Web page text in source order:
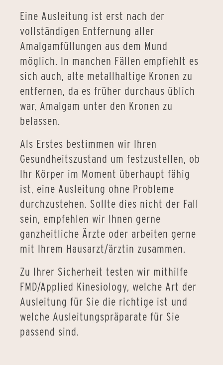
Eine Ausleitung ist erst nach der
vollständigen Entfernung aller
Amalgamfüllungen aus dem Mund
möglich. In manchen Fällen empfiehlt es
sich auch, alte metallhaltige Kronen zu
entfernen, da es früher durchaus üblich
war, Amalgam unter den Kronen zu
belassen.
Als Erstes bestimmen wir Ihren
Gesundheitszustand um festzustellen, ob
Ihr Körper im Moment überhaupt fähig
ist, eine Ausleitung ohne Probleme
durchzustehen. Sollte dies nicht der Fall
sein, empfehlen wir Ihnen gerne
ganzheitliche Ärzte oder arbeiten gerne
mit Ihrem Hausarzt/ärztin zusammen.
Zu Ihrer Sicherheit testen wir mithilfe
FMD/Applied Kinesiology, welche Art der
Ausleitung für Sie die richtige ist und
welche Ausleitungspräparate für Sie
passend sind.